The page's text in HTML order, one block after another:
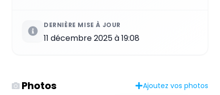
DERNIÈRE MISE À JOUR
11 décembre 2025 à 19:08
Photos Ajoutez vos photos